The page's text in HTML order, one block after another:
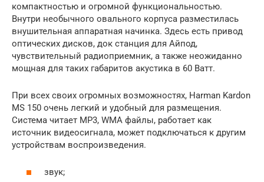
компактностью и огромной функциональностью.
Внутри необычного овального корпуса разместилась
внушительная аппаратная начинка. Здесь есть привод
оптических дисков, док станция для Айпод,
чувствительный радиоприемник, а также неожиданно
мощная для таких габаритов акустика в 60 Ватт.
При всех своих огромных возможностях, Harman Kardon
MS 150 очень легкий и удобный для размещения.
Система читает MP3, WMA файлы, работает как
источник видеосигнала, может подключаться к другим
устройствам воспроизведения.
звук;